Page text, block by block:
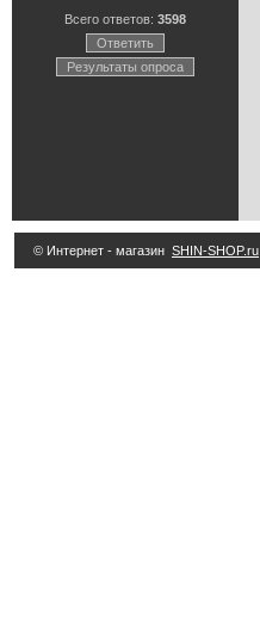
Всего ответов: 3598
Ответить
Результаты опроса
© Интернет - магазин SHIN-SHOP.ru